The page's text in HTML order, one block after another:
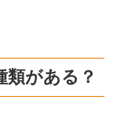
がある？